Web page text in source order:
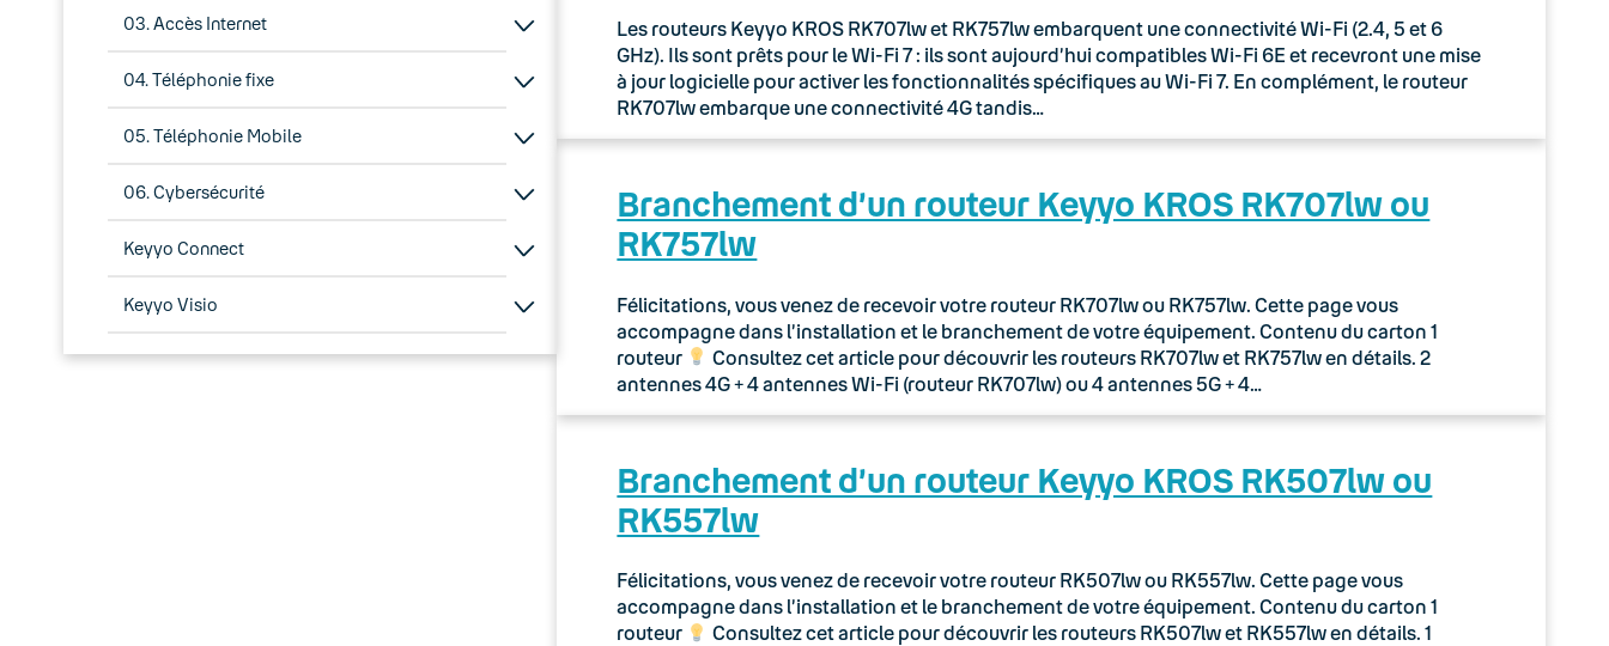
03. Accès Internet
04. Téléphonie fixe
05. Téléphonie Mobile
06. Cybersécurité
Keyyo Connect
Keyyo Visio
Les routeurs Keyyo KROS RK707lw et RK757lw embarquent une connectivité Wi-Fi (2.4, 5 et 6
GHz). Ils sont prêts pour le Wi-Fi 7 : ils sont aujourd’hui compatibles Wi-Fi 6E et recevront une mise
à jour logicielle pour activer les fonctionnalités spécifiques au Wi-Fi 7. En complément, le routeur
RK707lw embarque une connectivité 4G tandis…
Branchement d’un routeur Keyyo KROS RK707lw ou
RK757lw
Félicitations, vous venez de recevoir votre routeur RK707lw ou RK757lw. Cette page vous
accompagne dans l’installation et le branchement de votre équipement. Contenu du carton 1
routeur
Consultez cet article pour découvrir les routeurs RK707lw et RK757lw en détails. 2
antennes 4G + 4 antennes Wi-Fi (routeur RK707lw) ou 4 antennes 5G + 4…
Branchement d’un routeur Keyyo KROS RK507lw ou
RK557lw
Félicitations, vous venez de recevoir votre routeur RK507lw ou RK557lw. Cette page vous
accompagne dans l’installation et le branchement de votre équipement. Contenu du carton 1
routeur
Consultez cet article pour découvrir les routeurs RK507lw et RK557lw en détails. 1